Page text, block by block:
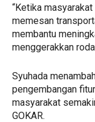
“Ketika
memesan
membantu
menggerakkan
Syuhada
pengembangan
masyarakat
GOKAR.